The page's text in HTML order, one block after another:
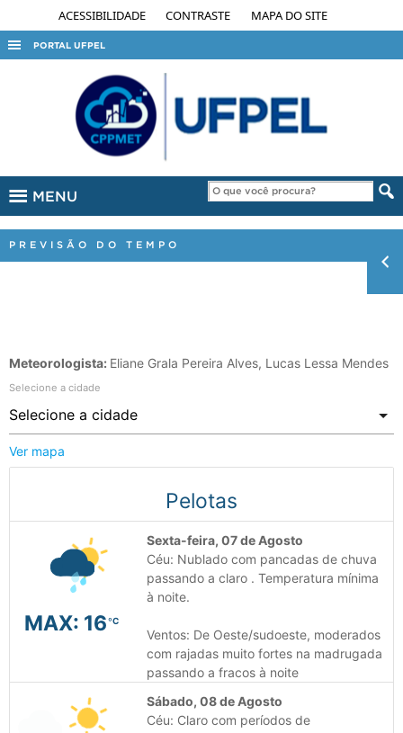
ACESSIBILIDADE CONTRASTE MAPA DO SITE
PORTAL UFPEL
ACESSO À INFORMAÇÃO
AUDITORIA
EDITAIS
INTERNACIONAL
MENU
PREVISÃO DO TEMPO